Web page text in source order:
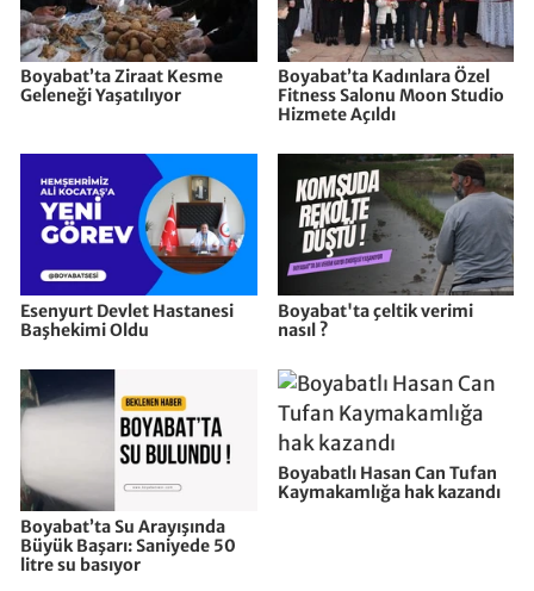
Boyabat’ta Ziraat Kesme
Geleneği Yaşatılıyor
Boyabat’ta Kadınlara Özel
Fitness Salonu Moon Studio
Hizmete Açıldı
Esenyurt Devlet Hastanesi
Başhekimi Oldu
Boyabat'ta çeltik verimi
nasıl ?
Boyabat’ta Su Arayışında
Büyük Başarı: Saniyede 50
litre su basıyor
Boyabatlı Hasan Can Tufan
Kaymakamlığa hak kazandı